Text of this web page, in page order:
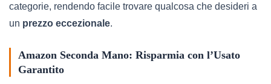
categorie, rendendo facile trovare qualcosa che desideri a
un prezzo eccezionale.
Amazon Seconda Mano: Risparmia con l’Usato
Garantito